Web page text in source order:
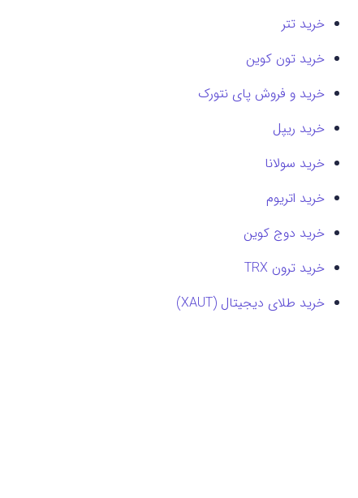
خرید تتر
خرید تون کوین
خرید و فروش پای نتورک
خرید ریپل
خرید سولانا
خرید اتریوم
خرید دوج کوین
خرید ترون TRX
خرید طلای دیجیتال (XAUT)